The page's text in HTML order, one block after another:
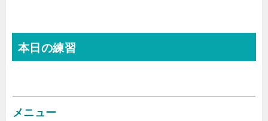
本日の練習
メニュー